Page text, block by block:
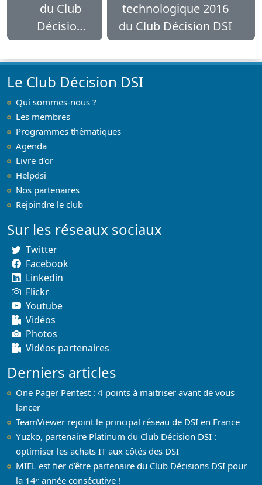
du Club
Décision
DSI
technologique 2016
du Club Décision DSI
Le Club Décision DSI
Qui sommes-nous ?
Les membres
Programmes thématiques
Agenda
Livre d'or
Helpdsi
Nos partenaires
Rejoindre le club
Sur les réseaux sociaux
Twitter
Facebook
Linkedin
Flickr
Youtube
Vidéos
Photos
Vidéos partenaires
Derniers articles
One Pager Pentest : 4 points à maitriser avant de vous
lancer
TeamViewer rejoint le principal réseau de DSI en France
Yuzko, partenaire Platinum du Club Décision DSI :
optimiser les achats IT aux côtés des DSI
MIEL est fier d’être partenaire du Club Décisions DSI pour
la 14ᵉ année consécutive !